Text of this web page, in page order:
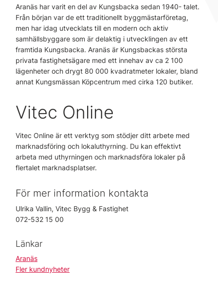
Aranäs har varit en del av Kungsbacka sedan 1940- talet.
Från början var de ett traditionellt byggmästarföretag,
men har idag utvecklats till en modern och aktiv
samhällsbyggare som är delaktig i utvecklingen av ett
framtida Kungsbacka. Aranäs är Kungsbackas största
privata fastighetsägare med ett innehav av ca 2 100
lägenheter och drygt 80 000 kvadratmeter lokaler, bland
annat Kungsmässan Köpcentrum med cirka 120 butiker.
Vitec Online
Vitec Online är ett verktyg som stödjer ditt arbete med
marknadsföring och lokaluthyrning. Du kan effektivt
arbeta med uthyrningen och marknadsföra lokaler på
flertalet marknadsplatser.
För mer information kontakta
Ulrika Vallin, Vitec Bygg & Fastighet
072-532 15 00
Länkar
Aranäs
Fler kundnyheter